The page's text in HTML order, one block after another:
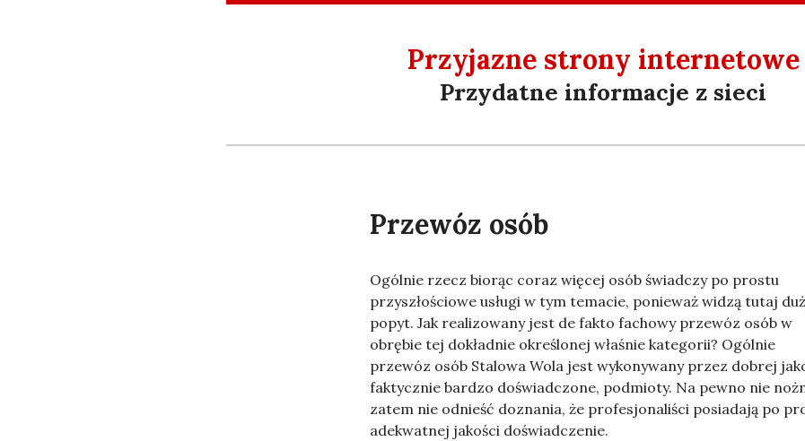
Przyjazne strony internetowe
Przydatne informacje z sieci
Przewóz osób
Ogólnie rzecz biorąc coraz więcej osób świadczy po prostu
przyszłościowe usługi w tym temacie, ponieważ widzą tutaj
popyt. Jak realizowany jest de fakto fachowy przewóz osób w
obrębie tej dokładnie określonej właśnie kategorii? Ogólnie
przewóz osób Stalowa Wola jest wykonywany przez dobrej
faktycznie bardzo doświadczone, podmioty. Na pewno nie
zatem nie odnieść doznania, że profesjonaliści posiadają po
adekwatnej jakości doświadczenie.